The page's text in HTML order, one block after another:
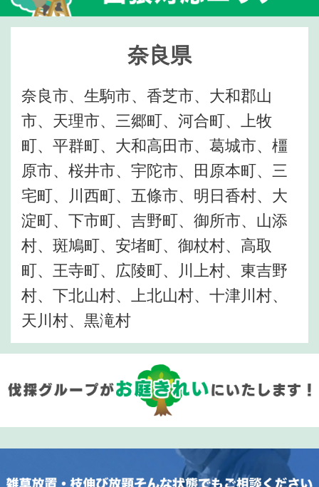
奈良県
奈良市、生駒市、香芝市、大和郡山
市、天理市、三郷町、河合町、上牧
町、平群町、大和高田市、葛城市、橿
原市、桜井市、宇陀市、田原本町、三
宅町、川西町、五條市、明日香村、大
淀町、下市町、吉野町、御所市、山添
村、斑鳩町、安堵町、御杖村、高取
町、王寺町、広陵町、川上村、東吉野
村、下北山村、上北山村、十津川村、
天川村、黒滝村